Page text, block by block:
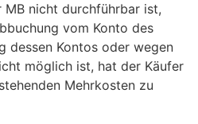
MB nicht durchführbar ist,
vom Konto des
dessen Kontos oder wegen
möglich ist, hat der Käufer
Mehrkosten zu